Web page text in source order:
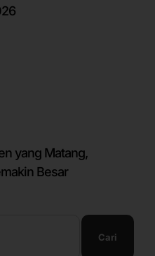
yang Matang,
Besar
Cari